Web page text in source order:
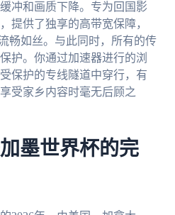
冲和画质下降。专为回国影
提供了独享的高带宽保障，
畅如丝。与此同时，所有的传
护。你通过加速器进行的浏
保护的专线隧道中穿行，有
受家乡内容时毫无后顾之
墨世界杯的完